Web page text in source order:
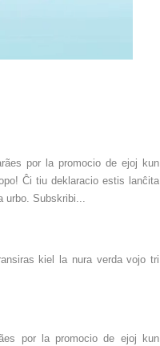
por la promocio de ejoj kun
Ĉi tiu deklaracio estis lanĉita
Subskribi...
kiel la nura verda vojo tri
por la promocio de ejoj kun